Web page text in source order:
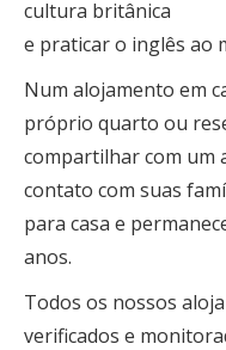
cultura britânica
e praticar o inglês ao
Num alojamento em
próprio quarto ou
compartilhar com um
contato com suas
para casa e
anos.
Todos os nossos
verificados e